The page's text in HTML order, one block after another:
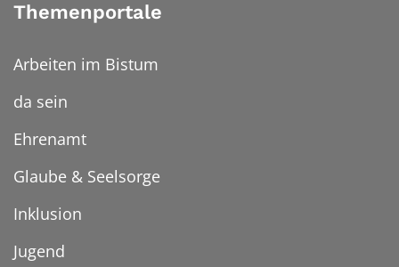
Themenportale
Arbeiten im Bistum
da sein
Ehrenamt
Glaube & Seelsorge
Inklusion
Jugend